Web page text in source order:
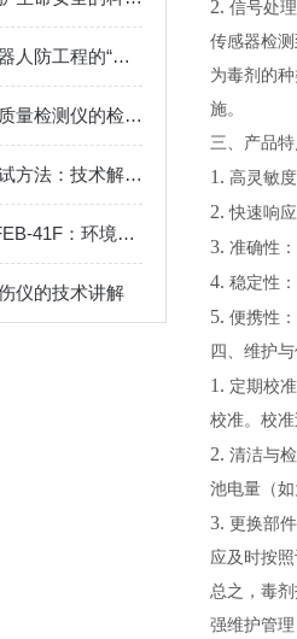
口部丙种射线报警器人防工程的“核生化”哨兵
天水车库人防空气质量检测仪的检测方法
生物报警器粒径测试方法：技术解析与应用要点
口部生物报警器SFEB-41F：环境生物因素变化的守护者
仪的技术讲解
2. 信号处
传感器检
为毒剂的
施。
三、产品
1. 高灵敏
2.快速响
3. 准确性
4. 稳定性
5. 便携性
四 、维护
1. 定期校
校准。校
2. 清洁与
池电量（
3. 更换部
应及时按
总之，毒
强维护管